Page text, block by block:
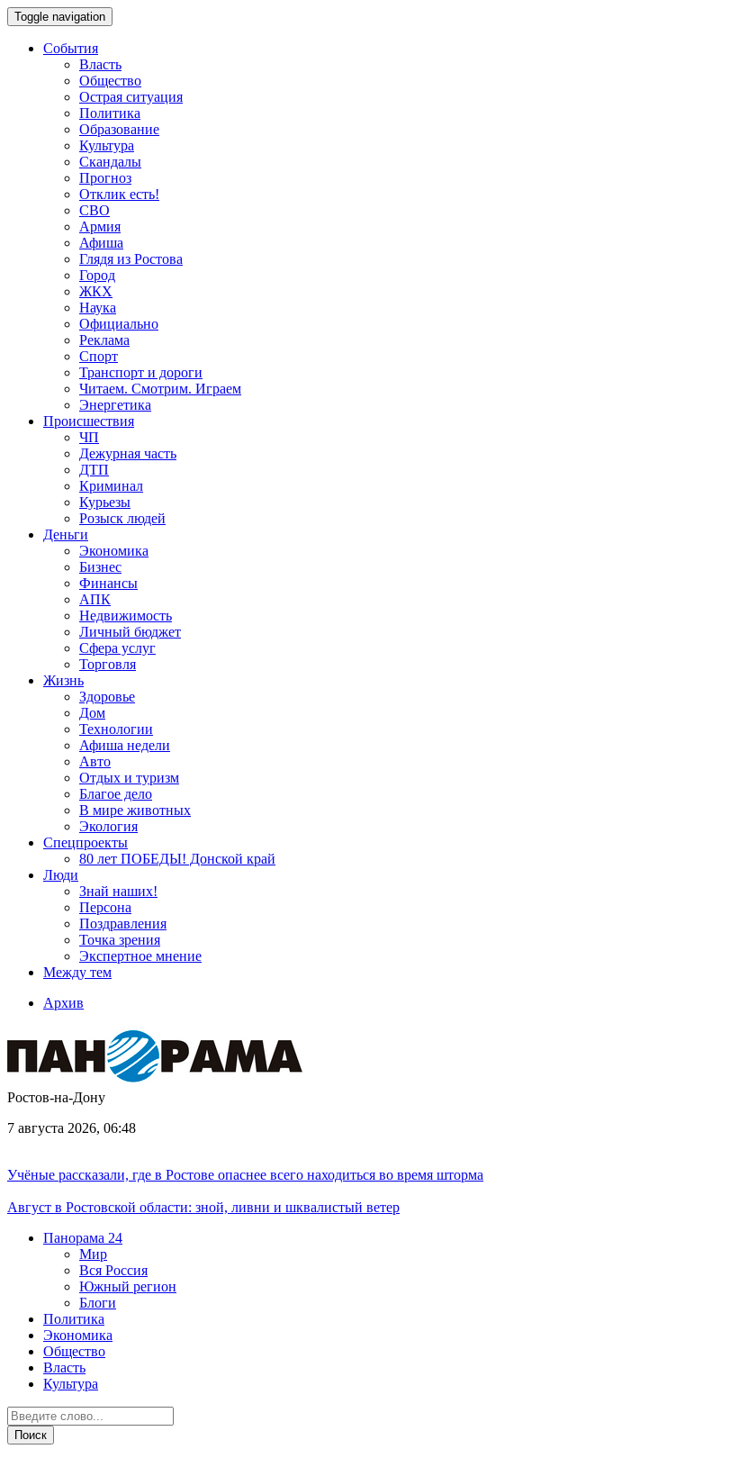
Toggle navigation
События
Власть
Общество
Острая ситуация
Политика
Образование
Культура
Скандалы
Прогноз
Отклик есть!
СВО
Армия
Афиша
Глядя из Ростова
Город
ЖКХ
Наука
Официально
Реклама
Спорт
Транспорт и дороги
Читаем. Смотрим. Играем
Энергетика
Происшествия
ЧП
Дежурная часть
ДТП
Криминал
Курьезы
Розыск людей
Деньги
Экономика
Бизнес
Финансы
АПК
Недвижимость
Личный бюджет
Сфера услуг
Торговля
Жизнь
Здоровье
Дом
Технологии
Афиша недели
Авто
Отдых и туризм
Благое дело
В мире животных
Экология
Спецпроекты
80 лет ПОБЕДЫ! Донской край
Люди
Знай наших!
Персона
Поздравления
Точка зрения
Экспертное мнение
Между тем
Архив
Ростов-на-Дону
7 августа 2026, 06:48
Учёные рассказали, где в Ростове опаснее всего находиться во время шторма
Август в Ростовской области: зной, ливни и шквалистый ветер
Панорама 24
Мир
Вся Россия
Южный регион
Блоги
Политика
Экономика
Общество
Власть
Культура